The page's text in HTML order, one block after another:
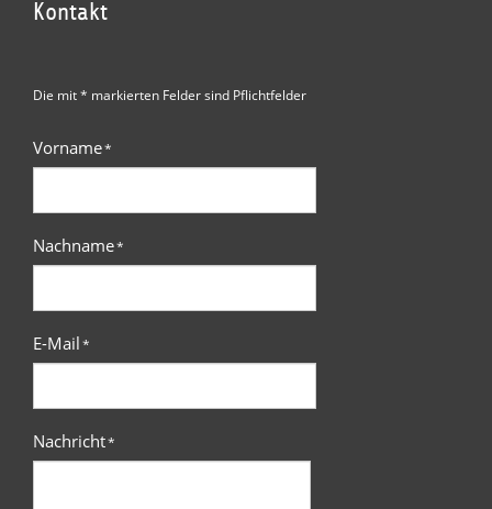
Kontakt
Die mit * markierten Felder sind Pflichtfelder
Vorname*
Nachname*
E-Mail*
Nachricht*